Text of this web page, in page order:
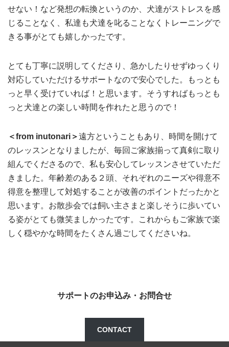
せない！など発想の転換というのか、犬達がストレスを感
じることなく、私達も犬達を叱ることなくトレーニングで
きる事がとても嬉しかったです。
とても丁寧に説明してくださり、急かしたりせずゆっくり
対応していただけるサポートなので安心でした。もっとも
っと早く受けていれば！と思います。そうすればもっとも
っと犬達との楽しい時間を作れたと思うので！
＜from inutonari＞遠方ということもあり、時間を開けて
のレッスンとなりましたが、毎回ご家族揃って真剣に取り
組んでくださるので、私も安心してレッスンさせていただ
きました。年齢差のある２頭、それぞれのニーズや得意不
得意を整理して対処することが改善のポイントだったかと
思います。お散歩会では飼い主さまと楽しそうに歩いてい
る姿がとても微笑ましかったです。これからもご家族で楽
しく穏やかな時間をたくさん過ごしてくださいね。
サポートのお申込み・お問合せ
CONTACT